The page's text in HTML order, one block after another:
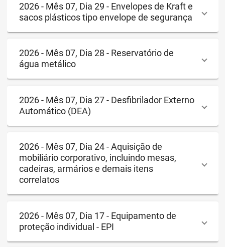
2026 - Mês 07, Dia 29 - Envelopes de Kraft e
sacos plásticos tipo envelope de segurança
2026 - Mês 07, Dia 28 - Reservatório de
água metálico
2026 - Mês 07, Dia 27 - Desfibrilador Externo
Automático (DEA)
2026 - Mês 07, Dia 24 - Aquisição de
mobiliário corporativo, incluindo mesas,
cadeiras, armários e demais itens
correlatos
2026 - Mês 07, Dia 17 - Equipamento de
proteção individual - EPI